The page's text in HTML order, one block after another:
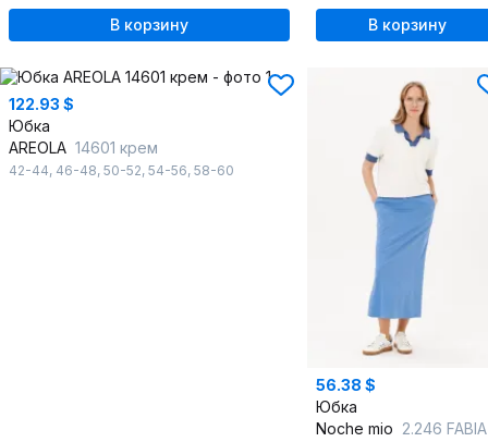
В корзину В корзину
122.93 $
Юбка
AREOLA 14601 крем
42-44, 46-48, 50-52, 54-56, 58-60
56.38 $
Юбка
Noche mio 2.246 FABIA